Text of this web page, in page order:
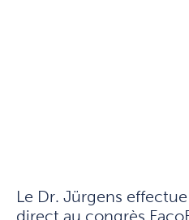
Le Dr. Jürgens
direct au congrès